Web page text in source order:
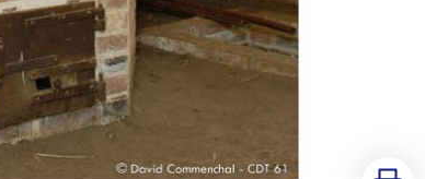
Imprimer